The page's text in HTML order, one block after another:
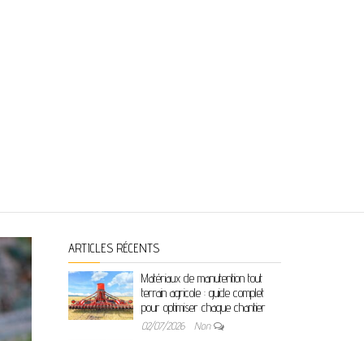
ARTICLES RÉCENTS
Matériaux de manutention tout
terrain agricole : guide complet
pour optimiser chaque chantier
02/07/2026 Non